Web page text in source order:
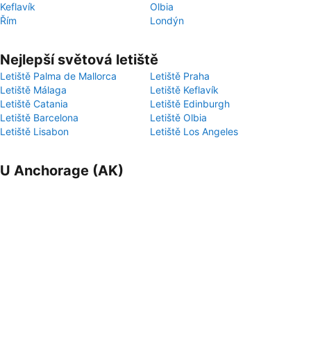
Keflavík
Olbia
Řím
Londýn
Nejlepší světová letiště
Letiště Palma de Mallorca
Letiště Praha
Letiště Málaga
Letiště Keflavík
Letiště Catania
Letiště Edinburgh
Letiště Barcelona
Letiště Olbia
Letiště Lisabon
Letiště Los Angeles
U Anchorage (AK)